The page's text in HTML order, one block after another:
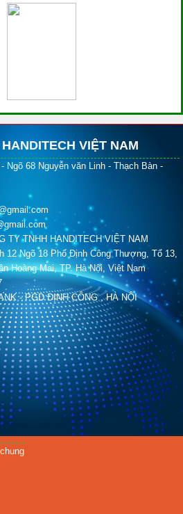
VIỆT NAM
Ngõ 68 Nguyễn văn Linh - Thạch Bàn -
TY TNHH HANDITECH VIỆT NAM
12 Ngõ 18 Phố Định Công Thượng, Tổ 13,
Hoàng Mai, TP. Hà Nội, Việt Nam
- PGD ĐỊNH CÔNG , HÀ NỘI